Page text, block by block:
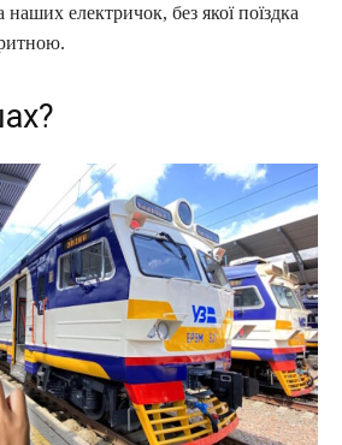
електричок, без якої поїздка